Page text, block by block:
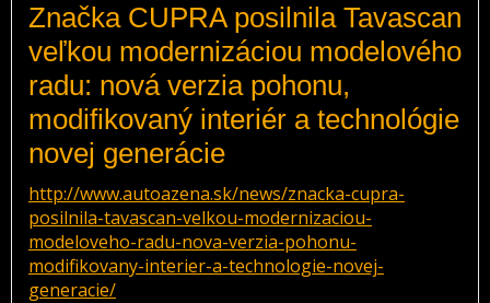
Značka CUPRA posilnila Tavascan
veľkou modernizáciou modelového
radu: nová verzia pohonu,
modifikovaný interiér a technológie
novej generácie
http://www.autoazena.sk/news/znacka-cupra-
posilnila-tavascan-velkou-modernizaciou-
modeloveho-radu-nova-verzia-pohonu-
modifikovany-interier-a-technologie-novej-
generacie/